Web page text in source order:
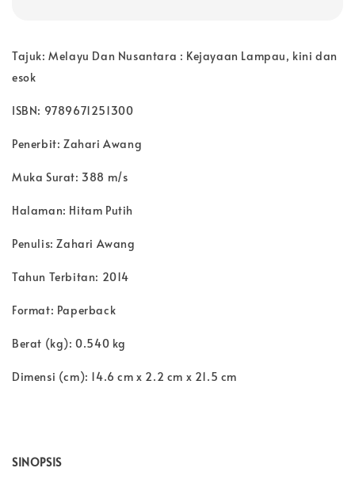
Tajuk: Melayu Dan Nusantara : Kejayaan Lampau, kini dan
esok
ISBN: 9789671251300
Penerbit: Zahari Awang
Muka Surat: 388 m/s
Halaman: Hitam Putih
Penulis: Zahari Awang
Tahun Terbitan: 2014
Format: Paperback
Berat (kg): 0.540 kg
Dimensi (cm): 14.6 cm x 2.2 cm x 21.5 cm
SINOPSIS